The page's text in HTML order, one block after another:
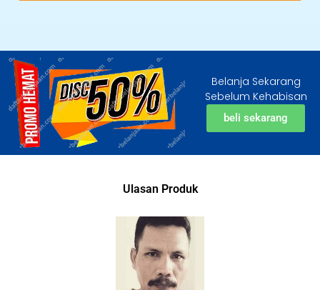
Belanja Sekarang
Sebelum Kehabisan
beli sekarang
Ulasan Produk